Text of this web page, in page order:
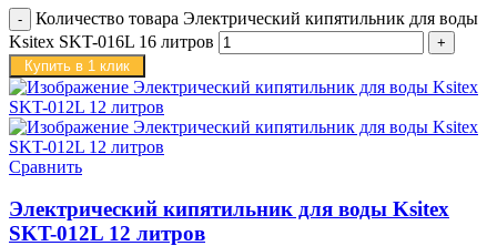
Количество товара Электрический кипятильник для воды
Ksitex SKT-016L 16 литров
Купить в 1 клик
Сравнить
Электрический кипятильник для воды Ksitex
SKT-012L 12 литров